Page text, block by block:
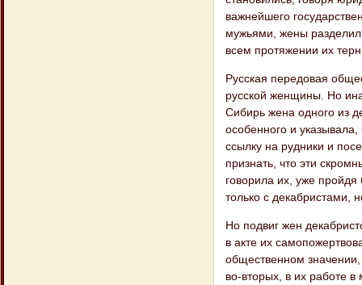
важнейшего
мужьями, жены
всем протяжении их
Русская передовая
русской женщины. Но
Сибирь жена одного из
особенного и
ссылку на рудники и
признать, что эти
говорила их, уже
только с декабристами,
Но подвиг жен
в акте их
общественном
во-вторых, в их работе в